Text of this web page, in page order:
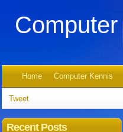
Home Computer Kennis
Tweet
Recent Posts